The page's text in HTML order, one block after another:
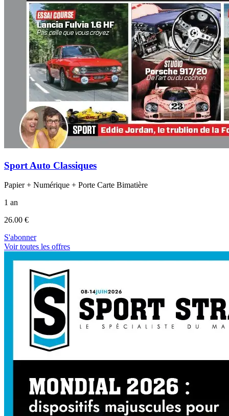
Sport Auto Classiques
Papier + Numérique + Porte Carte Bimatière
1 an
26.00 €
S'abonner
Voir toutes les offres